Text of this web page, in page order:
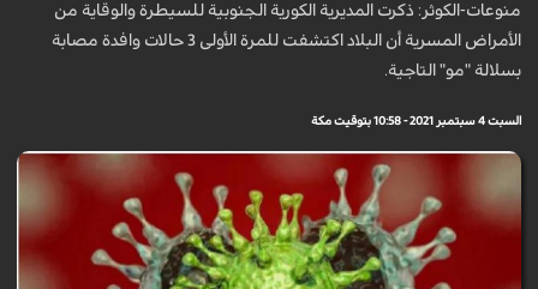
منوعات-الكوثر: ذكرت المديرية الكورية الجنوبية للسيطرة والوقاية من
الأمراض المسرية أن البلاد اكتشفت للمرة الأولى 3 حالات وافدة مصابة
بسلالة "مو" التاجية.
السبت 4 سبتمبر 2021 - 10:58 بتوقيت مكة